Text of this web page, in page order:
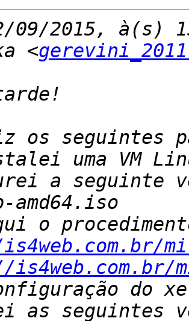
09/2015, à(s)
<
uma VM
a seguinte
do